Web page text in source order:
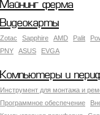
Майнинг ферма
Видеокарты
Zotac Sapphire AMD Palit
PNY
ASUS EVGA
Компьютеры и
Инструмент для монтажа и
Программное обеспечение